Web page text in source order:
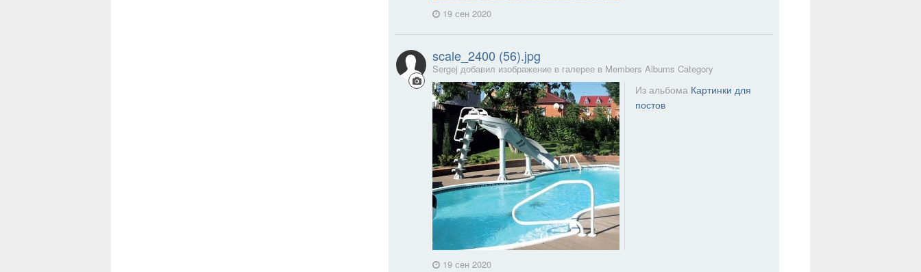
19 сен 2020
scale_2400 (56).jpg
Sergej добавил изображение в галерее в Members Albums Category
Из альбома Картинки для
постов
19 сен 2020